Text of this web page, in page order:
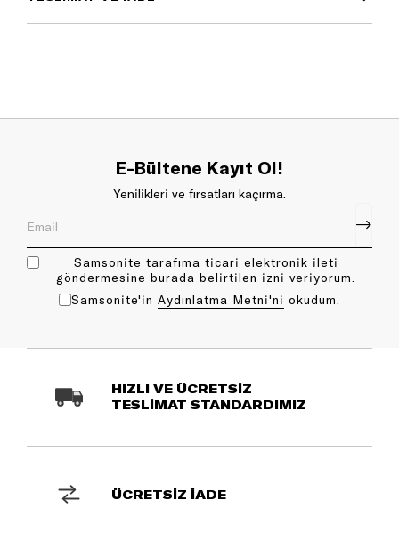
E-Bültene Kayıt Ol!
Yenilikleri ve fırsatları kaçırma.
Samsonite tarafıma ticari elektronik ileti
göndermesine bu rada belirtilen izni veriyorum.
Samsonite'in Aydınlatma Metni'ni okudum.
HIZLI VE ÜCRETSİZ
TESLİMAT STANDARDIMIZ
ÜCRETSİZ İADE